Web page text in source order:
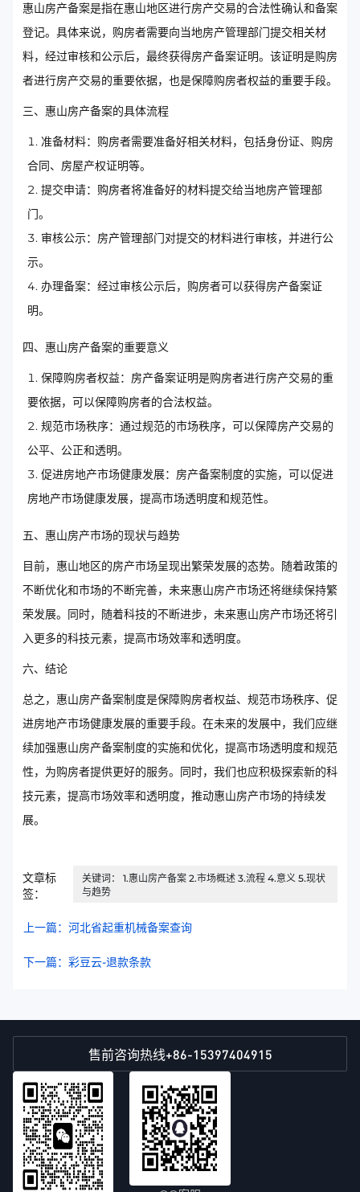
惠山房产备案是指在惠山地区进行房产交易的合法性确认和备案
登记。具体来说，购房者需要向当地房产管理部门提交相关材
料，经过审核和公示后，最终获得房产备案证明。该证明是购房
者进行房产交易的重要依据，也是保障购房者权益的重要手段。
三、惠山房产备案的具体流程
准备材料：购房者需要准备好相关材料，包括身份证、购房
合同、房屋产权证明等。
提交申请：购房者将准备好的材料提交给当地房产管理部
门。
审核公示：房产管理部门对提交的材料进行审核，并进行公
示。
办理备案：经过审核公示后，购房者可以获得房产备案证
明。
四、惠山房产备案的重要意义
保障购房者权益：房产备案证明是购房者进行房产交易的重
要依据，可以保障购房者的合法权益。
规范市场秩序：通过规范的市场秩序，可以保障房产交易的
公平、公正和透明。
促进房地产市场健康发展：房产备案制度的实施，可以促进
房地产市场健康发展，提高市场透明度和规范性。
五、惠山房产市场的现状与趋势
目前，惠山地区的房产市场呈现出繁荣发展的态势。随着政策的
不断优化和市场的不断完善，未来惠山房产市场还将继续保持繁
荣发展。同时，随着科技的不断进步，未来惠山房产市场还将引
入更多的科技元素，提高市场效率和透明度。
六、结论
总之，惠山房产备案制度是保障购房者权益、规范市场秩序、促
进房地产市场健康发展的重要手段。在未来的发展中，我们应继
续加强惠山房产备案制度的实施和优化，提高市场透明度和规范
性，为购房者提供更好的服务。同时，我们也应积极探索新的科
技元素，提高市场效率和透明度，推动惠山房产市场的持续发
展。
文章标
签：
关键词： 1.惠山房产备案 2.市场概述 3.流程 4.意义 5.现状
与趋势
上一篇：河北省起重机械备案查询
下一篇：彩豆云-退款条款
售前咨询热线+86-15397404915